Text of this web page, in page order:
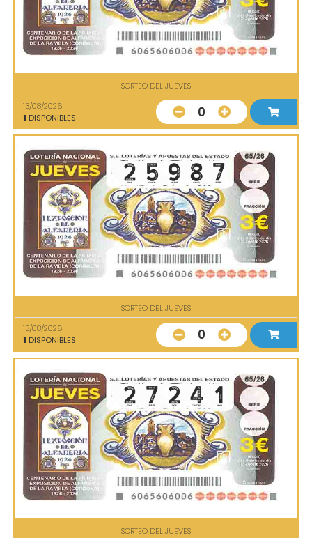
SORTEO DEL JUEVES
13/08/2026
1 DISPONIBLES 0
SORTEO DEL JUEVES
13/08/2026
1 DISPONIBLES 0
SORTEO DEL JUEVES